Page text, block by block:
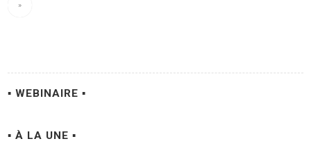
»
▪ WEBINAIRE ▪
▪ À LA UNE ▪